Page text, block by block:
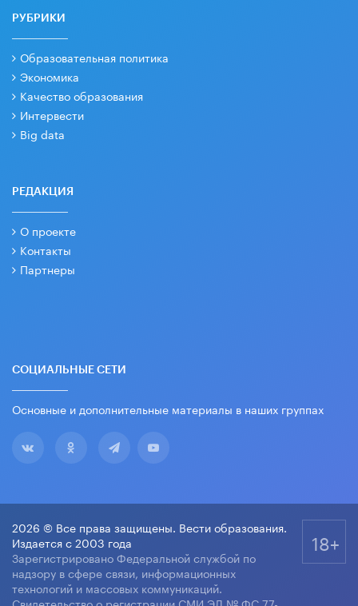
РУБРИКИ
Образовательная политика
Экономика
Качество образования
Интервести
Big data
РЕДАКЦИЯ
О проекте
Контакты
Партнеры
СОЦИАЛЬНЫЕ СЕТИ
Основные и дополнительные материалы в наших группах
2026 © Все права защищены. Вести образования.
Издается с 2003 года
Зарегистрировано Федеральной службой по
надзору в сфере связи, информационных
технологий и массовых коммуникаций.
18+